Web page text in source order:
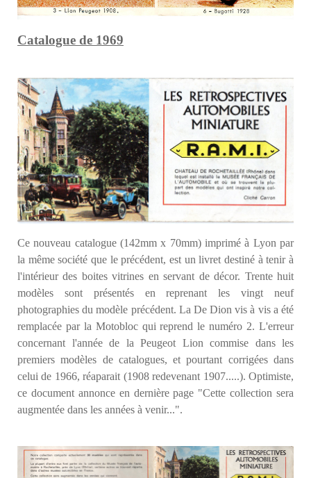
Catalogue de 1969
Ce nouveau catalogue (142mm x 70mm) imprimé à Lyon par
la même société que le précédent, est un livret destiné à tenir à
l'intérieur des boites vitrines en servant de décor. Trente huit
modèles sont présentés en reprenant les vingt neuf
photographies du modèle précédent. La De Dion vis à vis a été
remplacée par la Motobloc qui reprend le numéro 2. L'erreur
concernant l'année de la Peugeot Lion commise dans les
premiers modèles de catalogues, et pourtant corrigées dans
celui de 1966, réaparait (1908 redevenant 1907.....). Optimiste,
ce document annonce en dernière page "Cette collection sera
augmentée dans les années à venir...".